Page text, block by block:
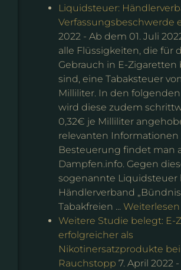
Liquidsteuer:
Verfassungsbeschwerde
2022 - Ab dem 01. Juli
alle Flüssigkeiten, die für
Gebrauch in E-
sind, eine Tabaksteuer
Milliliter. In den
wird diese zudem
0,32€ je Milliliter
relevanten Informationen
Besteuerung findet man
Dampfen.info. Gegen
sogenannte Liquidsteuer
Händlerverband
Tabakfreien ... Weiterlesen
Weitere Studie belegt: E-
erfolgreicher als
Nikotinersatzprodukte
Rauchstopp 7. April 2022 -